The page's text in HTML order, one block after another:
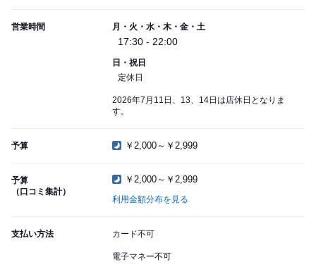
営業時間 月・火・水・木・金・土
17:30 - 22:00
日・祝日
定休日
2026年7月11日、13、14日は店休日となりま
す。
予算 ￥2,000～￥2,999
予算
（口コミ集計）
￥2,000～￥2,999
利用金額分布を見る
支払い方法 カード不可
電子マネー不可